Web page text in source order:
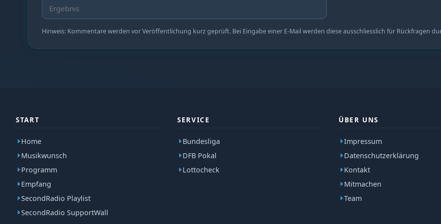
Hinweis: Kommentare werden vor Veröffentlichung kurz geprüft. Bei Eingabe einer E-Mail werden diese ausschliesslich für Rückfragen
START
Home
Musikwunsch
Programm
Empfang
SecondRadio Playlist
SecondRadio SupportWall
SERVICE
Bundesliga
DFB Pokal
Lottocheck
ÜBER UNS
Impressum
Datenschutzerklärung
Kontakt
Mitmachen
Team